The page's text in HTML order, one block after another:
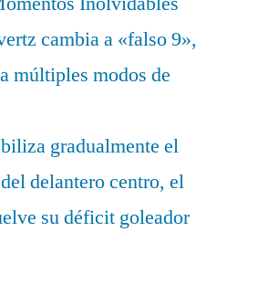
cambia a «falso 9»,
múltiples modos de
gradualmente el
delantero centro, el
su déficit goleador